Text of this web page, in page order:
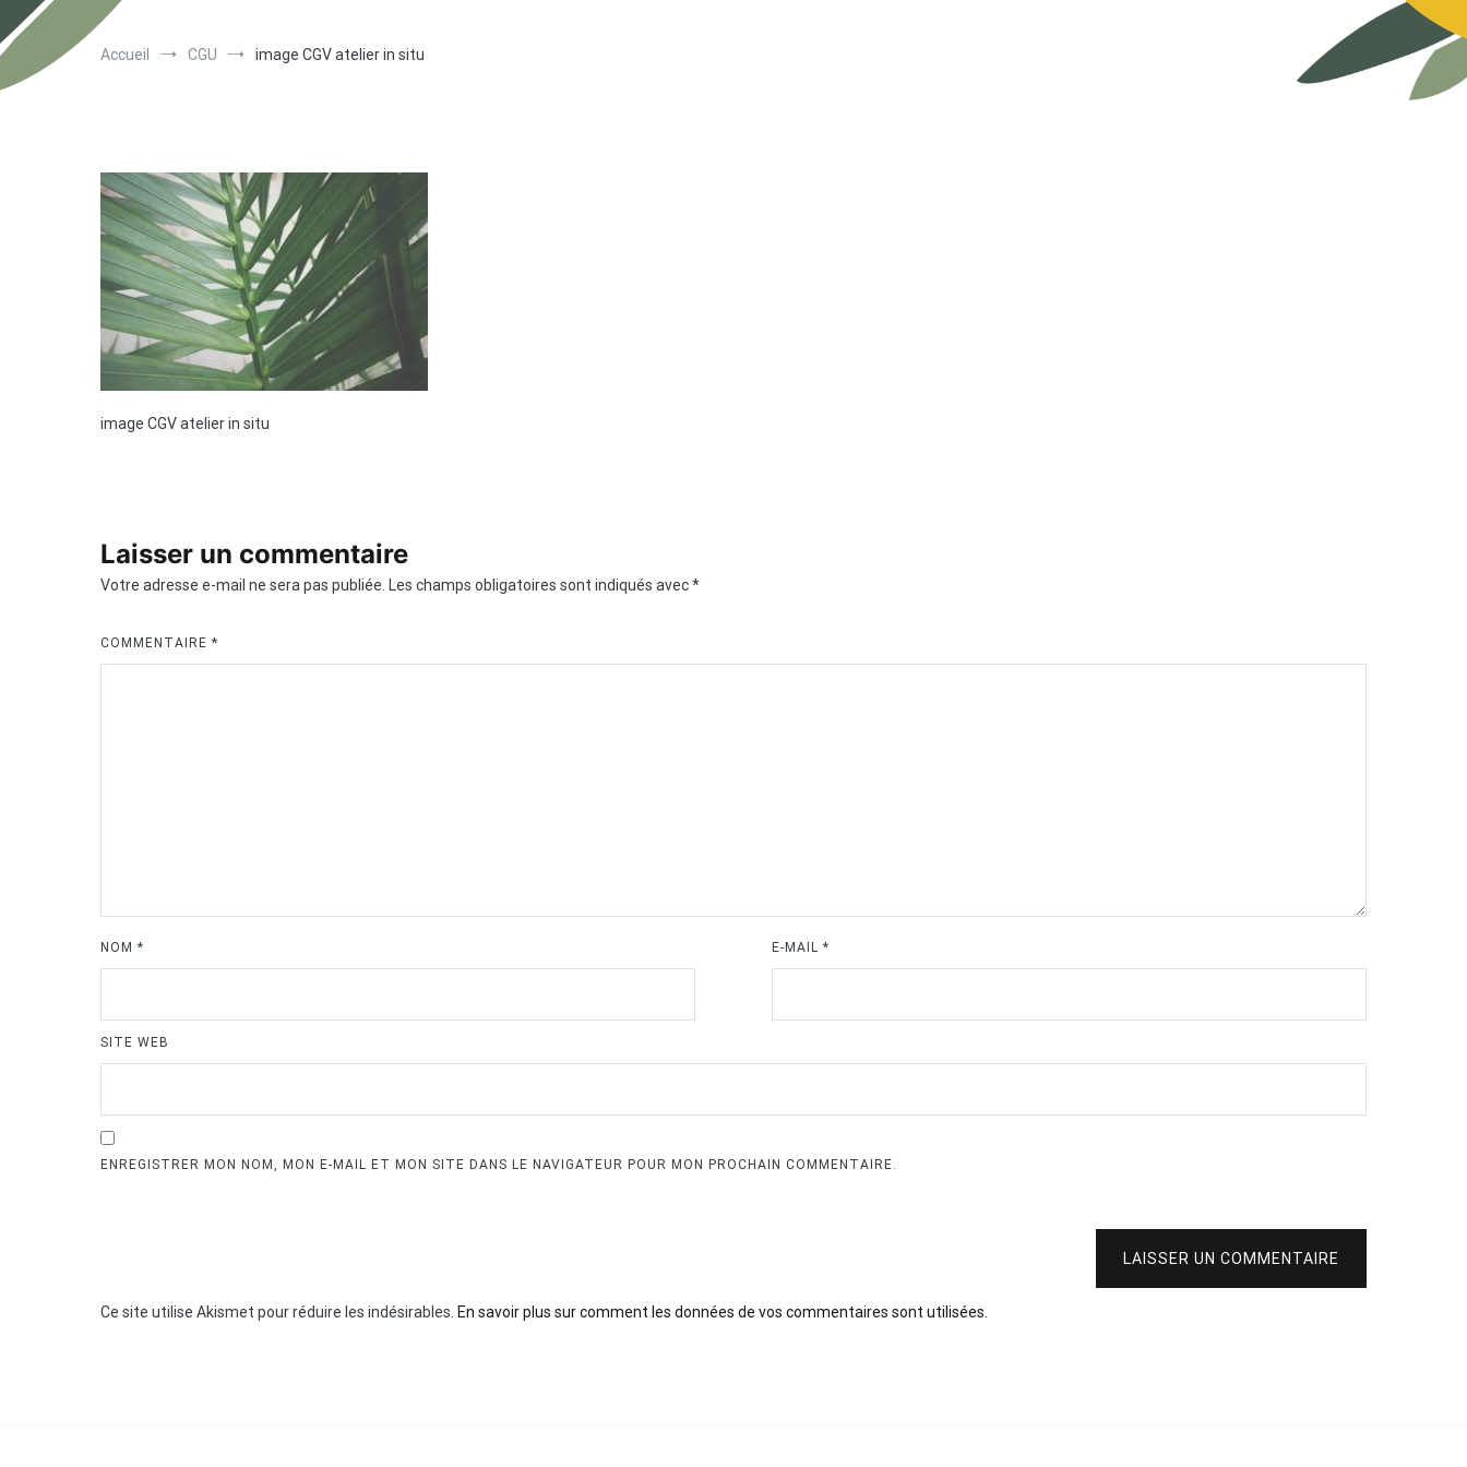
Accueil CGU image CGV atelier in situ
image CGV atelier in situ
Laisser un commentaire
Votre adresse e-mail ne sera pas publiée. Les champs obligatoires sont indiqués avec*
COMMENTAIRE *
NOM * E-MAIL *
SITE WEB
ENREGISTRER MON NOM, MON E-MAIL ET MON SITE DANS LE NAVIGATEUR POUR MON PROCHAIN COMMENTAIRE.
LAISSER UN COMMENTAIRE
Ce site utilise Akismet pour réduire les indésirables. En savoir plus sur comment les données de vos commentaires sont utilisées.